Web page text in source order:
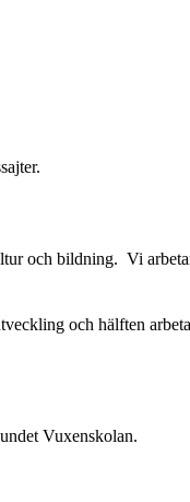
och bildning. Vi
och hälften
Vuxenskolan.